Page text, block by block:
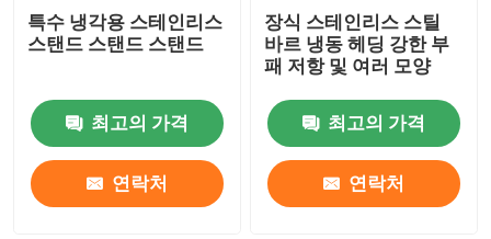
특수 냉각용 스테인리스
스탠드 스탠드 스탠드
최고의 가격
연락처
장식 스테인리스 스틸
바르 냉동 헤딩 강한 부
패 저항 및 여러 모양
최고의 가격
연락처